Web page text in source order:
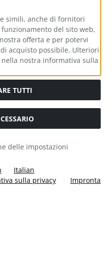
simili, anche di fornitori
del sito web,
offerta e per potervi
acquisto possibile. Ulteriori
nostra informativa sulla
TUTTI
delle impostazioni
Italian
sulla privacy
Impronta